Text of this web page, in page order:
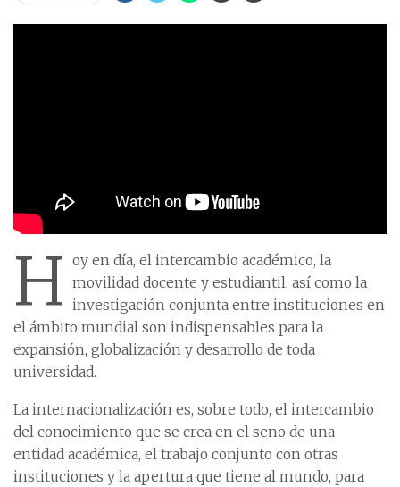
H oy en día, el intercambio académico, la
movilidad docente y estudiantil, así como la
investigación conjunta entre instituciones en
el ámbito mundial son indispensables para la
expansión, globalización y desarrollo de toda
universidad.
La internacionalización es, sobre todo, el intercambio
del conocimiento que se crea en el seno de una
entidad académica, el trabajo conjunto con otras
instituciones y la apertura que tiene al mundo, para